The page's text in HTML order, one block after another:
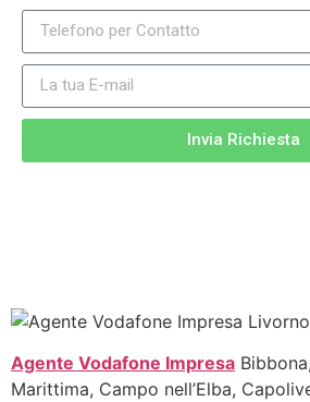
Invia Richiesta
Agente Vodafone Impresa
Marittima, Campo nell’Elba,